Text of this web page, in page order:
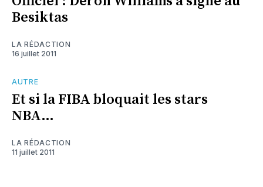
Besiktas
LA RÉDACTION
16 juillet 2011
AUTRE
Et si la FIBA bloquait les stars
NBA…
LA RÉDACTION
11 juillet 2011